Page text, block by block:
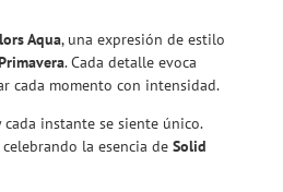
Aqua, una expresión de estilo
. Cada detalle evoca
cada momento con intensidad.
instante se siente único.
la esencia de Solid